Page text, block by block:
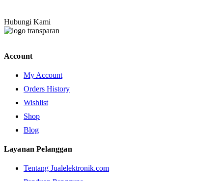
Hubungi Kami
Account
My Account
Orders History
Wishlist
Shop
Blog
Layanan Pelanggan
Tentang Jualelektronik.com